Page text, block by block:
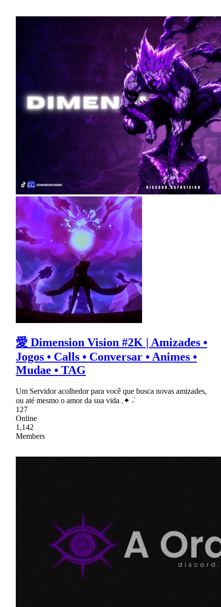
愛 Dimension Vision #2K | Amizades •
Jogos • Calls • Conversar • Animes •
Mudae • TAG
Um Servidor acolhedor para você que busca novas amizades,
ou até mesmo o amor da sua vida .✦ ݁˖
127
Online
1,142
Members